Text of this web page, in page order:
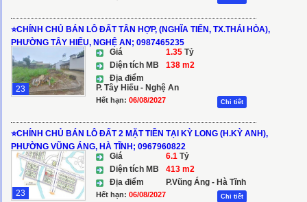
⭐️CHÍNH CHỦ BÁN LÔ ĐẤT TÂN HỢP, (NGHĨA TIẾN, TX.THÁI HÒA),
PHƯỜNG TÂY HIẾU, NGHỆ AN; 0987465235
23
Giá 1.35 Tỷ
Diện tích MB
138 m2
Địa điểm
P. Tây Hiếu - Nghệ An
Hết hạn: 06/08/2027 Chi tiết
⭐️CHÍNH CHỦ BÁN LÔ ĐẤT 2 MẶT TIỀN TẠI KỲ LONG (H.KỲ ANH),
PHƯỜNG VŨNG ÁNG, HÀ TĨNH; 0967960822
23
Giá 6.1 Tỷ
Diện tích MB
413 m2
Địa điểm
P.Vũng Áng - Hà Tĩnh
Hết hạn: 06/08/2027 Chi tiết